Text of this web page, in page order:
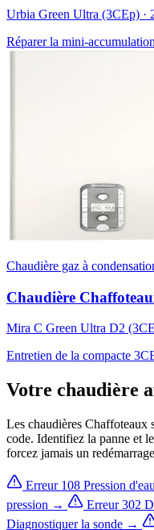
Urbia Green Ultra (3CEp) ·
Réparer la mini-
Chaudière gaz à
Chaudière
Mira C Green Ultra D2
Entretien de la compacte
Votre chaudière
Les chaudières Chaffoteaux
code. Identifiez la panne et
forcez jamais un
Erreur 108 Pression
pression →
Erreur 302
Diagnostiquer la sonde →